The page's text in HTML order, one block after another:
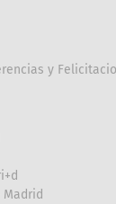
y
Madrid